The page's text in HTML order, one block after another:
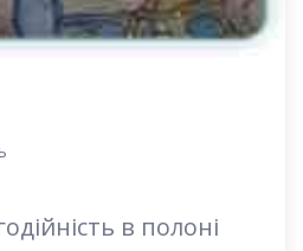
в полоні